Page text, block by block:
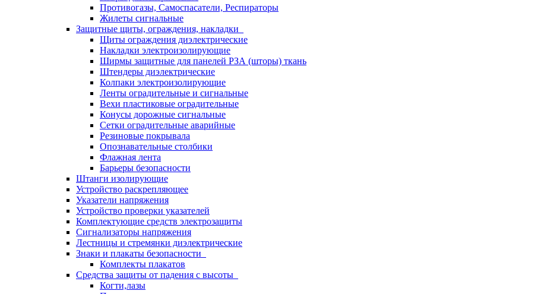
Противогазы, Самоспасатели, Респираторы
Жилеты сигнальные
Защитные щиты, ограждения, накладки
Щиты ограждения диэлектрические
Накладки электроизолирующие
Ширмы защитные для панелей РЗА (шторы) ткань
Штендеры диэлектрические
Колпаки электроизолирующие
Ленты оградительные и сигнальные
Вехи пластиковые оградительные
Конусы дорожные сигнальные
Сетки оградительные аварийные
Резиновые покрывала
Опознавательные столбики
Флажная лента
Барьеры безопасности
Штанги изолирующие
Устройство раскрепляющее
Указатели напряжения
Устройство проверки указателей
Комплектующие средств электрозащиты
Сигнализаторы напряжения
Лестницы и стремянки диэлектрические
Знаки и плакаты безопасности
Комплекты плакатов
Средства защиты от падения с высоты
Когти,лазы